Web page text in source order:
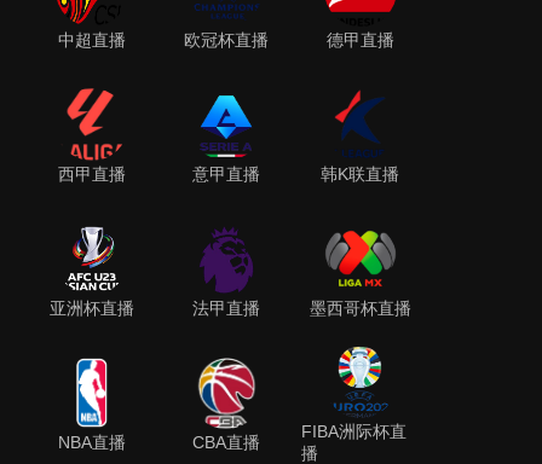
中超直播 欧冠杯直播 德甲直播
西甲直播 意甲直播 韩K联直播
亚洲杯直播 法甲直播 墨西哥杯直播
NBA直播 CBA直播
FIBA洲际杯直
播